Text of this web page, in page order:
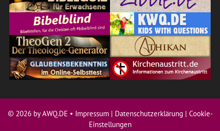
© 2026 by AWQ.DE • Impressum| Datenschutzerklärung | Cookie-
Einstellungen